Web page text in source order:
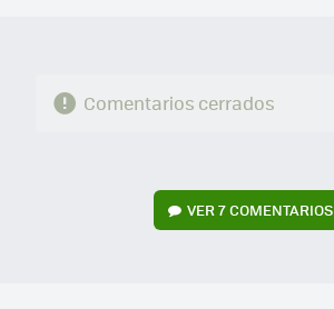
Comentarios cerrados
VER7 COMENTARIOS